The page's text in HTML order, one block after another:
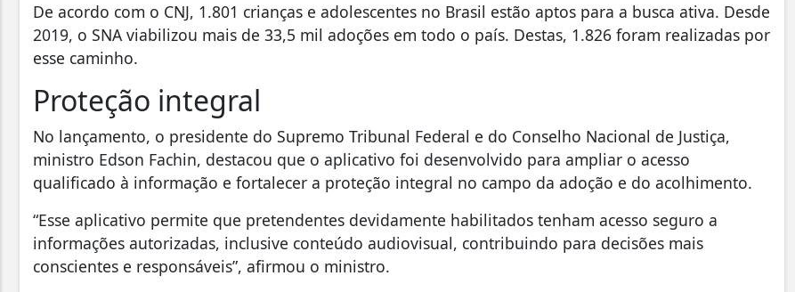
De acordo com o CNJ, 1.801 crianças e adolescentes no Brasil estão aptos para a busca ativa. Desde
2019, o SNA viabilizou mais de 33,5 mil adoções em todo o país. Destas, 1.826 foram realizadas por
esse caminho.
Proteção integral
No lançamento, o presidente do Supremo Tribunal Federal e do Conselho Nacional de Justiça,
ministro Edson Fachin, destacou que o aplicativo foi desenvolvido para ampliar o acesso
qualificado à informação e fortalecer a proteção integral no campo da adoção e do acolhimento.
“Esse aplicativo permite que pretendentes devidamente habilitados tenham acesso seguro a
informações autorizadas, inclusive conteúdo audiovisual, contribuindo para decisões mais
conscientes e responsáveis”, afirmou o ministro.